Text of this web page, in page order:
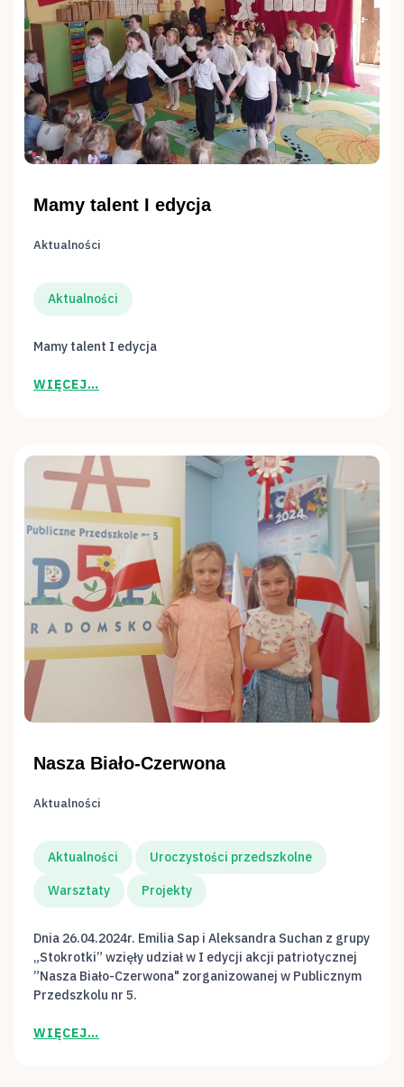
Mamy talent I edycja
Aktualności
Aktualności
Mamy talent I edycja
WIĘCEJ…
Nasza Biało-Czerwona
Aktualności
Aktualności Uroczystości przedszkolne
Warsztaty Projekty
Dnia 26.04.2024r. Emilia Sap i Aleksandra Suchan z grupy
„Stokrotki” wzięły udział w I edycji akcji patriotycznej
”Nasza Biało-Czerwona" zorganizowanej w Publicznym
Przedszkolu nr 5.
WIĘCEJ…